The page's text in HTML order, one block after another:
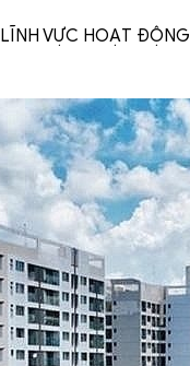
LĨNH VỰC HOẠT ĐỘNG